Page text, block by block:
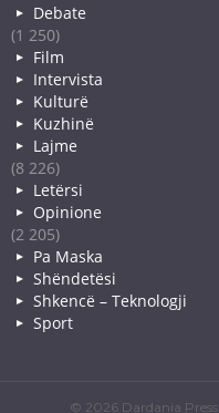
Debate
(1 250)
Film
Intervista
Kulturë
Kuzhinë
Lajme
(8 226)
Letërsi
Opinione
(2 205)
Pa Maska
Shëndetësi
Shkencë – Teknologji
Sport
© 2026 Dardania